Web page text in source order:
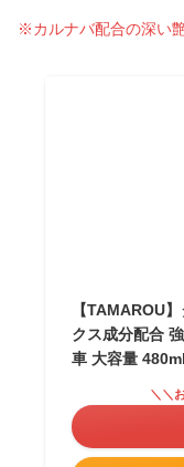
※カルナバ配合の深い
【TAMAROU
クス成分配合
車 大容量
＼＼